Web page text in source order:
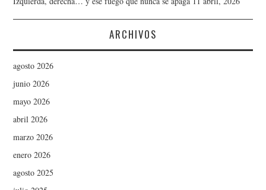
ARCHIVOS
agosto 2026
junio 2026
mayo 2026
abril 2026
marzo 2026
enero 2026
agosto 2025